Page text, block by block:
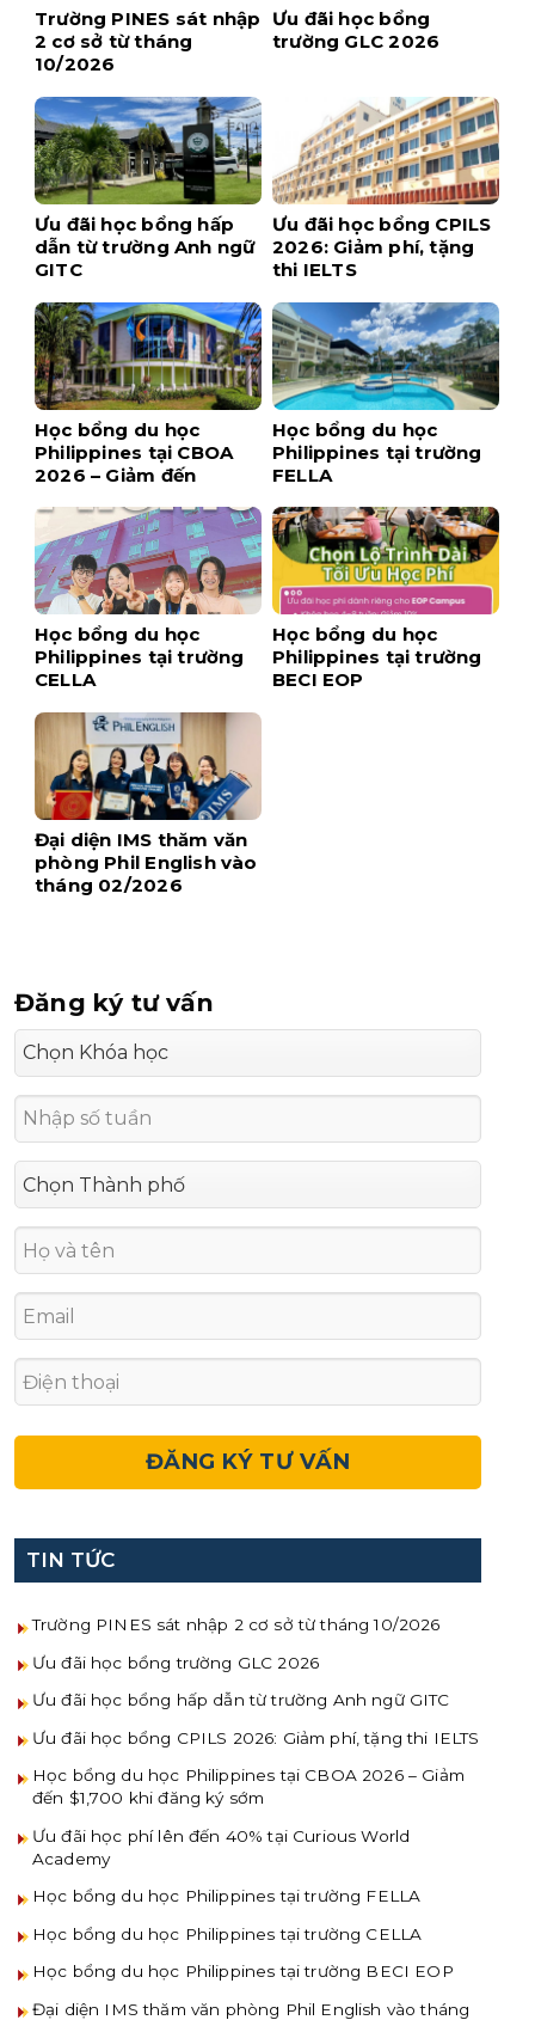
Trường PINES sát nhập
2 cơ sở từ tháng
10/2026
Ưu đãi học bổng
trường GLC 2026
Ưu đãi học bổng hấp
dẫn từ trường Anh ngữ
GITC
Ưu đãi học bổng CPILS
2026: Giảm phí, tặng
thi IELTS
Học bổng du học
Philippines tại CBOA
2026 – Giảm đến
sớm
Học bổng du học
Philippines tại trường
FELLA
Học bổng du học
Philippines tại trường
CELLA
Học bổng du học
Philippines tại trường
BECI EOP
Đại diện IMS thăm văn
phòng Phil English vào
tháng 02/2026
Đăng ký tư vấn
TIN TỨC
Trường PINES sát nhập 2 cơ sở từ tháng 10/2026
Ưu đãi học bổng trường GLC 2026
Ưu đãi học bổng hấp dẫn từ trường Anh ngữ GITC
Ưu đãi học bổng CPILS 2026: Giảm phí, tặng thi IELTS
Học bổng du học Philippines tại CBOA 2026 – Giảm
đến $1,700 khi đăng ký sớm
Ưu đãi học phí lên đến 40% tại Curious World
Academy
Học bổng du học Philippines tại trường FELLA
Học bổng du học Philippines tại trường CELLA
Học bổng du học Philippines tại trường BECI EOP
Đại diện IMS thăm văn phòng Phil English vào tháng